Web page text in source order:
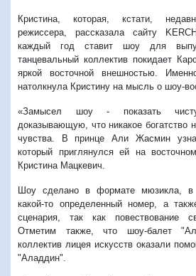
Кристина, которая, кстати,
режиссера, рассказала сайту
каждый год ставит шоу для
танцевальный коллектив покидает
яркой восточной внешностью.
натолкнула Кристину на мысль о шоу-
«Замысел шоу - показать
доказывающую, что никакое богатство
чувства. В принце Али Жасмин
который приглянулся ей на
Кристина Мацкевич.
Шоу сделано в формате мюзикла, в
какой-то определенный номер, а
сценария, так как повествование
Отметим также, что шоу-балет
коллектив лицея искусств оказали
"Аладдин".